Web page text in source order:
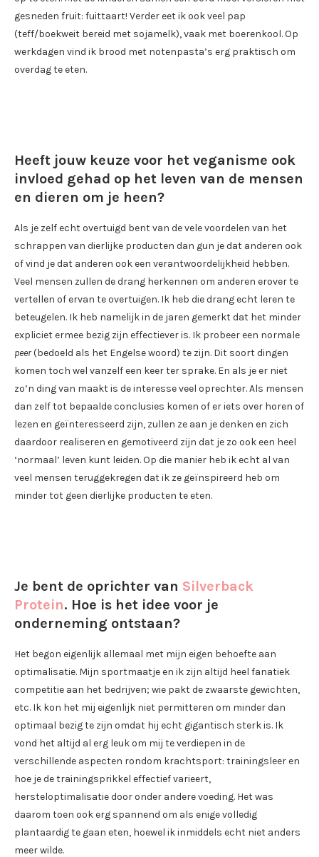
gesneden fruit: fuittaart! Verder eet ik ook veel pap
(teff/boekweit bereid met sojamelk), vaak met boerenkool. Op
werkdagen vind ik brood met notenpasta’s erg praktisch om
overdag te eten.
Heeft jouw keuze voor het veganisme ook
invloed gehad op het leven van de mensen
en dieren om je heen?
Als je zelf echt overtuigd bent van de vele voordelen van het
schrappen van dierlijke producten dan gun je dat anderen ook
of vind je dat anderen ook een verantwoordelijkheid hebben.
Veel mensen zullen de drang herkennen om anderen erover te
vertellen of ervan te overtuigen. Ik heb die drang echt leren te
beteugelen. Ik heb namelijk in de jaren gemerkt dat het minder
expliciet ermee bezig zijn effectiever is. Ik probeer een normale
peer(bedoeld als het Engelse woord) te zijn. Dit soort dingen
komen toch wel vanzelf een keer ter sprake. En als je er niet
zo’n ding van maakt is de interesse veel oprechter. Als mensen
dan zelf tot bepaalde conclusies komen of er iets over horen of
lezen en geïnteresseerd zijn, zullen ze aan je denken en zich
daardoor realiseren en gemotiveerd zijn dat je zo ook een heel
‘normaal’ leven kunt leiden. Op die manier heb ik echt al van
veel mensen teruggekregen dat ik ze geïnspireerd heb om
minder tot geen dierlijke producten te eten.
Je bent de oprichter van Silverback
Protein. Hoe is het idee voor je
onderneming ontstaan?
Het begon eigenlijk allemaal met mijn eigen behoefte aan
optimalisatie. Mijn sportmaatje en ik zijn altijd heel fanatiek
competitie aan het bedrijven; wie pakt de zwaarste gewichten,
etc. Ik kon het mij eigenlijk niet permitteren om minder dan
optimaal bezig te zijn omdat hij echt gigantisch sterk is. Ik
vond het altijd al erg leuk om mij te verdiepen in de
verschillende aspecten rondom krachtsport: trainingsleer en
hoe je de trainingsprikkel effectief varieert,
hersteloptimalisatie door onder andere voeding. Het was
daarom toen ook erg spannend om als enige volledig
plantaardig te gaan eten, hoewel ik inmiddels echt niet anders
meer wilde.